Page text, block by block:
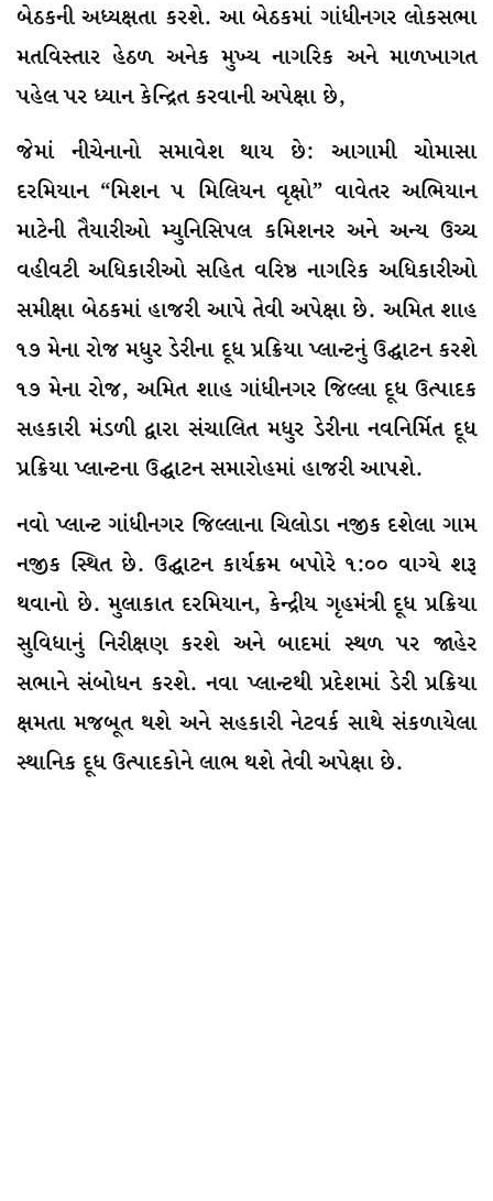
બેઠકની અધ્યક્ષતા કરશે. આ બેઠકમાં ગાંધીનગર લોકસભા
મતવિસ્તાર હેઠળ અનેક મુખ્ય નાગરિક અને માળખાગત
પહેલ પર ધ્યાન કેન્દ્રિત કરવાની અપેક્ષા છે,
જેમાં નીચેનાનો સમાવેશ થાય છે: આગામી ચોમાસા
દરમિયાન “મિશન ૫ મિલિયન વૃક્ષો” વાવેતર અભિયાન
માટેની તૈયારીઓ મ્યુનિસિપલ કમિશનર અને અન્ય ઉચ્ચ
વહીવટી અધિકારીઓ સહિત વરિષ્ઠ નાગરિક અધિકારીઓ
સમીક્ષા બેઠકમાં હાજરી આપે તેવી અપેક્ષા છે. અમિત શાહ
૧૭ મેના રોજ મધુર ડેરીના દૂધ પ્રક્રિયા પ્લાન્ટનું ઉદ્ઘાટન કરશે
૧૭ મેના રોજ, અમિત શાહ ગાંધીનગર જિલ્લા દૂધ ઉત્પાદક
સહકારી મંડળી દ્વારા સંચાલિત મધુર ડેરીના નવનિર્મિત દૂધ
પ્રક્રિયા પ્લાન્ટના ઉદ્ઘાટન સમારોહમાં હાજરી આપશે.
નવો પ્લાન્ટ ગાંધીનગર જિલ્લાના ચિલોડા નજીક દશેલા ગામ
નજીક સ્થિત છે. ઉદ્ઘાટન કાર્યક્રમ બપોરે ૧:૦૦ વાગ્યે શરૂ
થવાનો છે. મુલાકાત દરમિયાન, કેન્દ્રીય ગૃહમંત્રી દૂધ પ્રક્રિયા
સુવિધાનું નિરીક્ષણ કરશે અને બાદમાં સ્થળ પર જાહેર
સભાને સંબોધન કરશે. નવા પ્લાન્ટથી પ્રદેશમાં ડેરી પ્રક્રિયા
ક્ષમતા મજબૂત થશે અને સહકારી નેટવર્ક સાથે સંકળાયેલા
સ્થાનિક દૂધ ઉત્પાદકોને લાભ થશે તેવી અપેક્ષા છે.